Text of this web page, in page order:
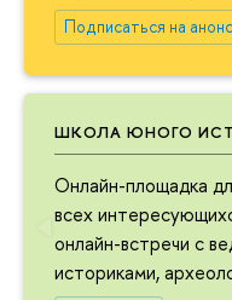
Подписаться на
ШКОЛА ЮНОГО
Онлайн-площадка
всех
онлайн-встречи с
историками,